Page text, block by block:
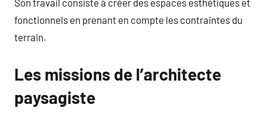
Son travail consiste à créer des espaces esthétiques et
fonctionnels en prenant en compte les contraintes du
terrain.
Les missions de l’architecte
paysagiste